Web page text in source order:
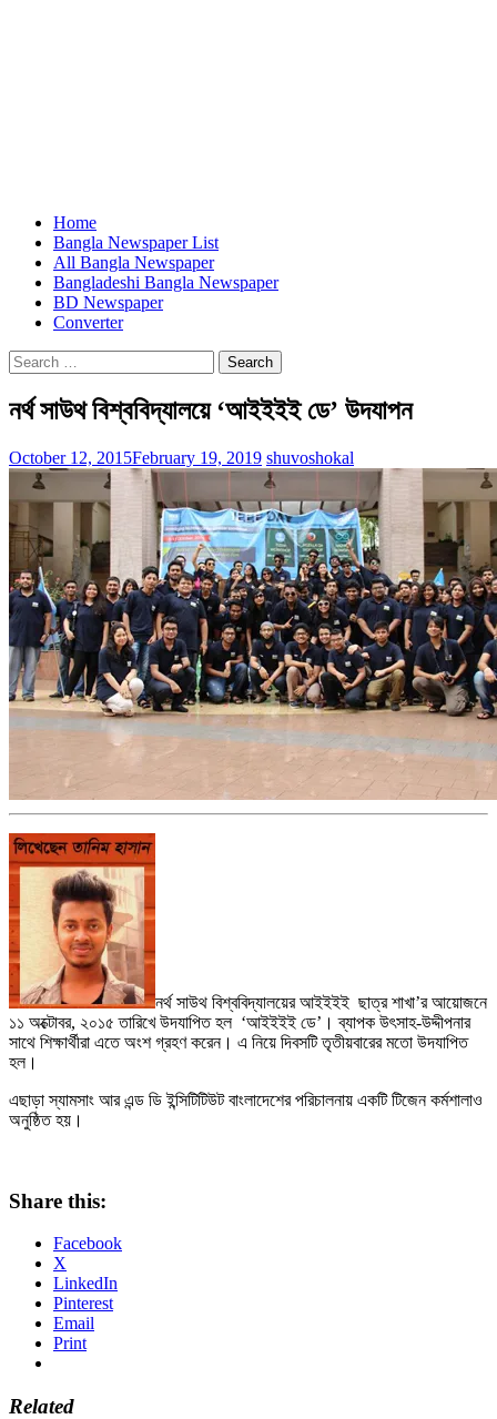
Home
Bangla Newspaper List
All Bangla Newspaper
Bangladeshi Bangla Newspaper
BD Newspaper
Converter
Search
for:
নর্থ সাউথ বিশ্ববিদ্যালয়ে ‘আইইইই ডে’ উদযাপন
October 12, 2015February 19, 2019 shuvoshokal
নর্থ সাউথ বিশ্ববিদ্যালয়ের আইইইই ছাত্র শাখা’র আয়োজনে
১১ অক্টোবর, ২০১৫ তারিখে উদযাপিত হল ‘আইইইই ডে’। ব্যাপক উৎসাহ-উদ্দীপনার
সাথে শিক্ষার্থীরা এতে অংশ গ্রহণ করেন। এ নিয়ে দিবসটি তৃতীয়বারের মতো উদযাপিত
হল।
এছাড়া স্যামসাং আর এন্ড ডি ইন্সিটিটিউট বাংলাদেশের পরিচালনায় একটি টিজেন কর্মশালাও
অনুষ্ঠিত হয়।
Share this:
Facebook
X
LinkedIn
Pinterest
Email
Print
Related